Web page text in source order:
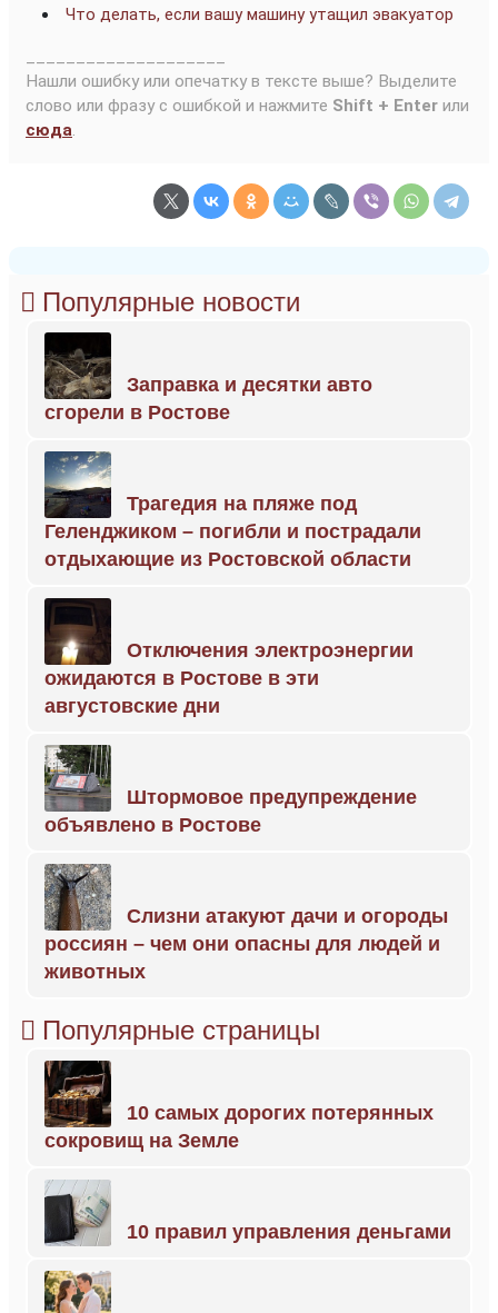
Что делать, если вашу машину утащил эвакуатор
Нашли ошибку или опечатку в тексте выше? Выделите
слово или фразу с ошибкой и нажмите Shift + Enter или
сюда.
Популярные новости
Заправка и десятки авто
сгорели в Ростове
Трагедия на пляже под
Геленджиком – погибли и пострадали
отдыхающие из Ростовской области
Отключения электроэнергии
ожидаются в Ростове в эти
августовские дни
Штормовое предупреждение
объявлено в Ростове
Слизни атакуют дачи и огороды
россиян – чем они опасны для людей и
животных
Популярные страницы
10 самых дорогих потерянных
сокровищ на Земле
10 правил управления деньгами